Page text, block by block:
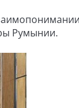
Румынии.